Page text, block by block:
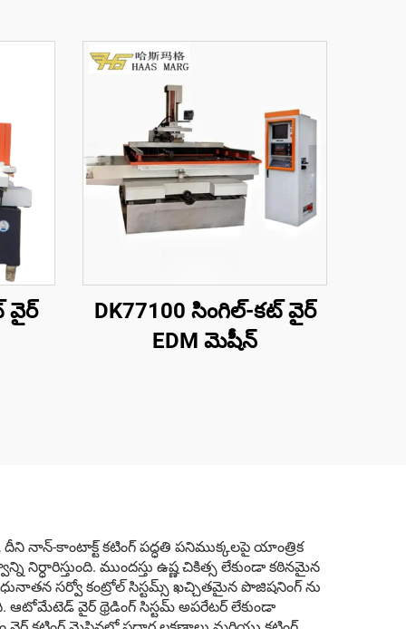
వైర్
DK77100 సింగిల్-కట్ వైర్
EDM మెషీన్
నాన్-కాంటాక్ట్ కటింగ్ పద్ధతి పనిముక్కలపై యాంత్రిక
ముందస్తు ఉష్ణ చికిత్స లేకుండా కఠినమైన
సర్వో కంట్రోల్ సిస్టమ్స్ ఖచ్చితమైన పొజిషనింగ్ ను
ఆటోమేటెడ్ వైర్ థ్రెడింగ్ సిస్టమ్ అపరేటర్ లేకుండా